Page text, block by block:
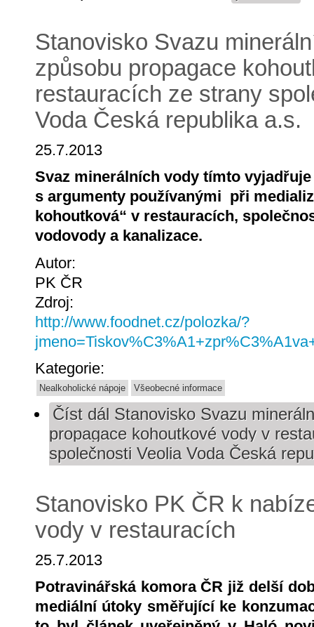
Stanovisko Svazu
způsobu propagace
restauracích ze strany
Voda Česká republika a.s.
25.7.2013
Svaz minerálních vody tímto
s argumenty používanými při
kohoutková“ v restauracích,
vodovody a kanalizace.
Autor:
PK ČR
Zdroj:
http://www.foodnet.cz/polozka/?
Kategorie:
Nealkoholické nápoje Všeobecné informace
Číst dál Stanovisko Svazu
propagace kohoutkové vody v
společnosti Veolia Voda Česká
Stanovisko PK ČR k
vody v restauracích
25.7.2013
Potravinářská komora ČR již delší
mediální útoky směřující ke